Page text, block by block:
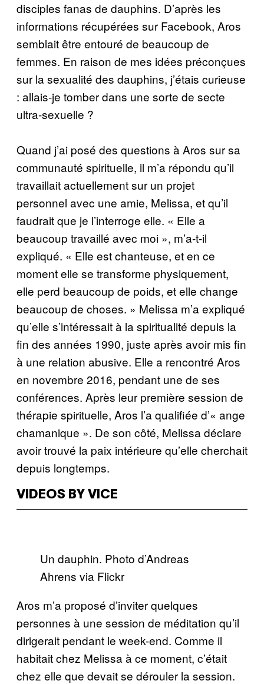
disciples fanas de dauphins. D’après les
informations récupérées sur Facebook, Aros
semblait être entouré de beaucoup de
femmes. En raison de mes idées préconçues
sur la sexualité des dauphins, j’étais curieuse
: allais-je tomber dans une sorte de secte
ultra-sexuelle ?
Quand j’ai posé des questions à Aros sur sa
communauté spirituelle, il m’a répondu qu’il
travaillait actuellement sur un projet
personnel avec une amie, Melissa, et qu’il
faudrait que je l’interroge elle. « Elle a
beaucoup travaillé avec moi », m’a-t-il
expliqué. « Elle est chanteuse, et en ce
moment elle se transforme physiquement,
elle perd beaucoup de poids, et elle change
beaucoup de choses. » Melissa m’a expliqué
qu’elle s’intéressait à la spiritualité depuis la
fin des années 1990, juste après avoir mis fin
à une relation abusive. Elle a rencontré Aros
en novembre 2016, pendant une de ses
conférences. Après leur première session de
thérapie spirituelle, Aros l’a qualifiée d’« ange
chamanique ». De son côté, Melissa déclare
avoir trouvé la paix intérieure qu’elle cherchait
depuis longtemps.
VIDEOS BY VICE
Un dauphin. Photo d’Andreas
Ahrens via Flickr
Aros m’a proposé d’inviter quelques
personnes à une session de méditation qu’il
dirigerait pendant le week-end. Comme il
habitait chez Melissa à ce moment, c’était
chez elle que devait se dérouler la session.